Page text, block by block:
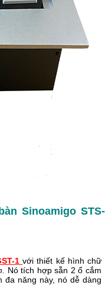
Sinoamigo STS-
1 với thiết kế hình chữ
Nó tích hợp sẵn 2 ổ cắm
đa năng này, nó dễ dàng